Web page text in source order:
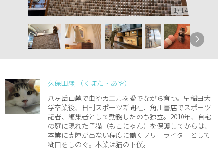
1/14
久保田綾 （くぼた・あや）
八ヶ岳山麓で虫やカエルを愛でながら育つ。早稲田大
学卒業後、日刊スポーツ新聞社、角川書店でスポーツ
記者、編集者として勤務したのち独立。2010年、自宅
の庭に現れた子猫（もこにゃん）を保護してからは、
本業に支障が出ない程度に働くフリーライターとして
糊口をしのぐ。本業は猫の下僕。